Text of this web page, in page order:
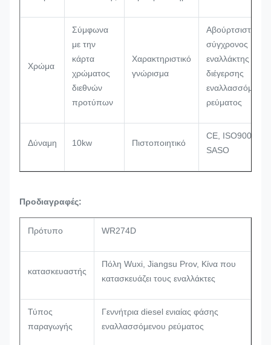
Χρώμα
Σύμφωνα
με την
κάρτα
χρώματος
διεθνών
προτύπων
Χαρακτηριστικό
γνώρισμα
Αβούρτσιστος
σύγχρονος
εναλλάκτης
διέγερσης
εναλλασσόμενου
ρεύματος
Δύναμη 10kw Πιστοποιητικό
CE, ISO9001,
SASO
Προδιαγραφές:
Πρότυπο WR274D
κατασκευαστής
Πόλη Wuxi, Jiangsu Prov, Κίνα που
κατασκευάζει τους εναλλάκτες
Τύπος
παραγωγής
Γεννήτρια diesel ενιαίας φάσης
εναλλασσόμενου ρεύματος